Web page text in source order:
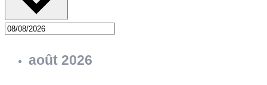
août 2026